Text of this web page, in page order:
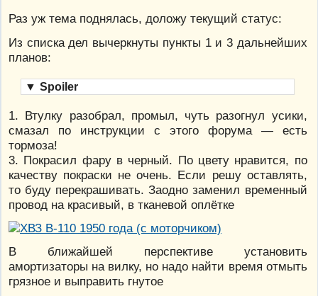
Раз уж тема поднялась, доложу текущий статус:
Из списка дел вычеркнуты пункты 1 и 3 дальнейших
планов:
▼ Spoiler
1. Втулку разобрал, промыл, чуть разогнул усики,
смазал по инструкции с этого форума — есть
тормоза!
3. Покрасил фару в черный. По цвету нравится, по
качеству покраски не очень. Если решу оставлять,
то буду перекрашивать. Заодно заменил временный
провод на красивый, в тканевой оплётке
В ближайшей перспективе установить
амортизаторы на вилку, но надо найти время отмыть
грязное и выправить гнутое